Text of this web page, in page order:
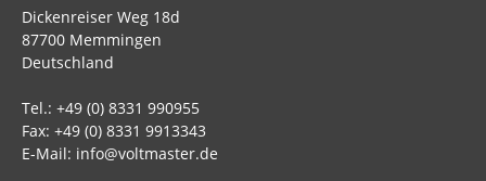
Dickenreiser Weg 18d
87700 Memmingen
Deutschland
Tel.: +49 (0) 8331 990955
Fax: +49 (0) 8331 9913343
E-Mail: info@voltmaster.de